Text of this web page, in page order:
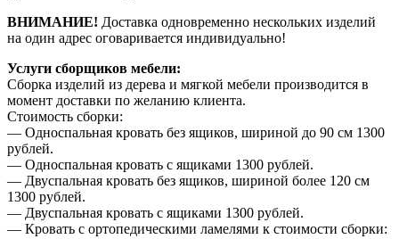
ВНИМАНИЕ! Доставка одновременно нескольких изделий
на один адрес оговаривается индивидуально!
Услуги сборщиков мебели:
Сборка изделий из дерева и мягкой мебели производится в
момент доставки по желанию клиента.
Стоимость сборки:
— Односпальная кровать без ящиков, шириной до 90 см 1300
рублей.
— Односпальная кровать с ящиками 1300 рублей.
— Двуспальная кровать без ящиков, шириной более 120 см
1300 рублей.
— Двуспальная кровать с ящиками 1300 рублей.
— Кровать с ортопедическими ламелями к стоимости сборки: